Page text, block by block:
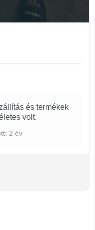
és termékek
volt.
2 év